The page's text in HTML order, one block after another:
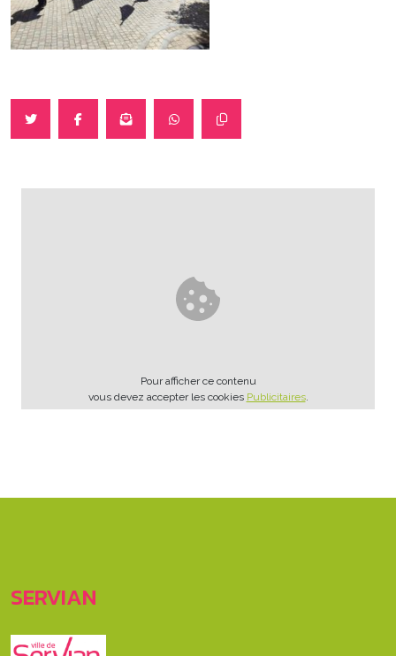
Pour afficher ce contenu
vous devez accepter les cookies Publicitaires.
SERVIAN